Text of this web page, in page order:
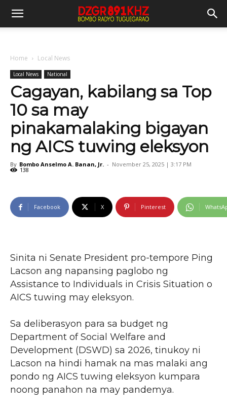
Home Local News
Local News National
Cagayan, kabilang sa Top
10 sa may
pinakamalaking bigayan
ng AICS tuwing eleksyon
By Bombo Anselmo A. Banan, Jr. - November 25, 2025 | 3:17 PM
138
Facebook X Pinterest
Sinita ni Senate President pro-tempore Ping
Lacson ang napansing paglobo ng
Assistance to Individuals in Crisis Situation o
AICS tuwing may eleksyon.
Sa deliberasyon para sa budget ng
Department of Social Welfare and
Development (DSWD) sa 2026, tinukoy ni
Lacson na hindi hamak na mas malaki ang
pondo ng AICS tuwing eleksyon kumpara
noong panahon na may pandemya.